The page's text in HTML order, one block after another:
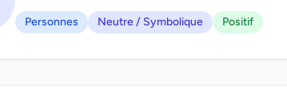
Personnes Neutre / Symbolique Positif